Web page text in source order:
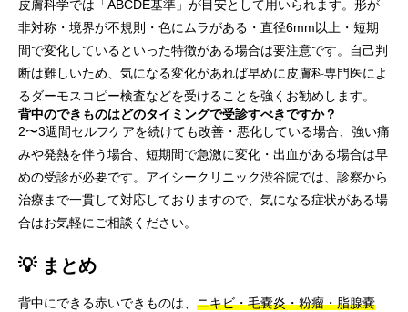
皮膚科学では「ABCDE基準」が目安として用いられます。形が
非対称・境界が不規則・色にムラがある・直径6mm以上・短期
間で変化しているといった特徴がある場合は要注意です。自己判
断は難しいため、気になる変化があれば早めに皮膚科専門医によ
るダーモスコピー検査などを受けることを強くお勧めします。
背中のできものはどのタイミングで受診すべきですか？
2〜3週間セルフケアを続けても改善・悪化している場合、強い痛
みや発熱を伴う場合、短期間で急激に変化・出血がある場合は早
めの受診が必要です。アイシークリニック渋谷院では、診察から
治療まで一貫して対応しておりますので、気になる症状がある場
合はお気軽にご相談ください。
💡 まとめ
背中にできる赤いできものは、 ニキビ・毛嚢炎・粉瘤・脂腺嚢